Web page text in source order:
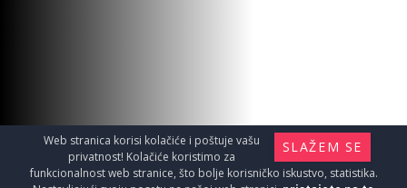
SLAŽEM SE
Web stranica korisi kolačiće i poštuje vašu
privatnost! Kolačiće koristimo za
funkcionalnost web stranice, što bolje korisničko iskustvo, statistika.